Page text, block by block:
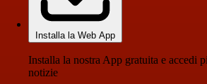
Installa la Web App
Installa la nostra App gratuita e accedi
notizie